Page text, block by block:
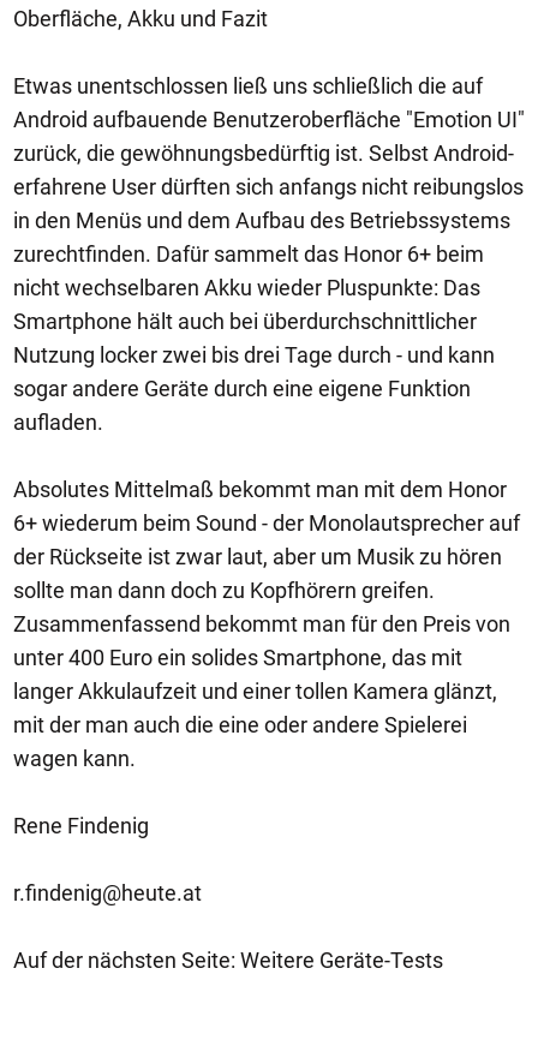
Oberfläche, Akku und Fazit
Etwas unentschlossen ließ uns schließlich die auf
Android aufbauende Benutzeroberfläche "Emotion UI"
zurück, die gewöhnungsbedürftig ist. Selbst Android-
erfahrene User dürften sich anfangs nicht reibungslos
in den Menüs und dem Aufbau des Betriebssystems
zurechtfinden. Dafür sammelt das Honor 6+ beim
nicht wechselbaren Akku wieder Pluspunkte: Das
Smartphone hält auch bei überdurchschnittlicher
Nutzung locker zwei bis drei Tage durch - und kann
sogar andere Geräte durch eine eigene Funktion
aufladen.
Absolutes Mittelmaß bekommt man mit dem Honor
6+ wiederum beim Sound - der Monolautsprecher auf
der Rückseite ist zwar laut, aber um Musik zu hören
sollte man dann doch zu Kopfhörern greifen.
Zusammenfassend bekommt man für den Preis von
unter 400 Euro ein solides Smartphone, das mit
langer Akkulaufzeit und einer tollen Kamera glänzt,
mit der man auch die eine oder andere Spielerei
wagen kann.
Rene Findenig
r.findenig@heute.at
Auf der nächsten Seite: Weitere Geräte-Tests